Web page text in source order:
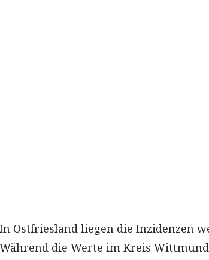
In Ostfriesland liegen die Inzidenzen
Während die Werte im Kreis